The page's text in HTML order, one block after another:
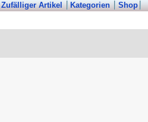
Zufälliger Artikel Kategorien Shop